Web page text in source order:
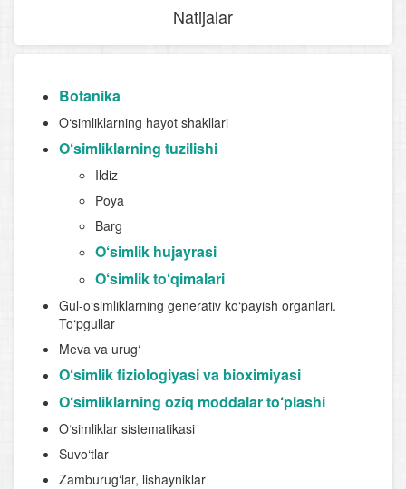
Natijalar
Botanika
O‘simliklarning hayot shakllari
O‘simliklarning tuzilishi
Ildiz
Poya
Barg
O‘simlik hujayrasi
O‘simlik to‘qimalari
Gul-o‘simliklarning generativ ko‘payish organlari.
To‘pgullar
Meva va urug‘
O‘simlik fiziologiyasi va bioximiyasi
O‘simliklarning oziq moddalar to‘plashi
O‘simliklar sistematikasi
Suvo‘tlar
Zamburug‘lar, lishayniklar